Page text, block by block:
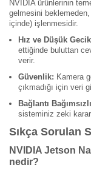
NVIDIA ürünlerinin
gelmesini
içinde) işlenmesidir.
Hız ve Düşük
ettiğinde buluttan
verir.
Güvenlik: Kamera
çıkmadığı için veri
Bağlantı
sisteminiz zeki
Sıkça Sorulan
NVIDIA Jetson
nedir?